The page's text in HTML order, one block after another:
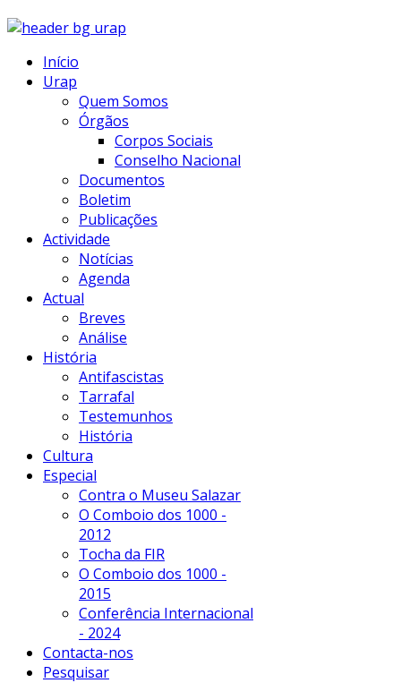
Início
Urap
Quem Somos
Órgãos
Corpos Sociais
Conselho Nacional
Documentos
Boletim
Publicações
Actividade
Notícias
Agenda
Actual
Breves
Análise
História
Antifascistas
Tarrafal
Testemunhos
História
Cultura
Especial
Contra o Museu Salazar
O Comboio dos 1000 -
2012
Tocha da FIR
O Comboio dos 1000 -
2015
Conferência Internacional
- 2024
Contacta-nos
Pesquisar